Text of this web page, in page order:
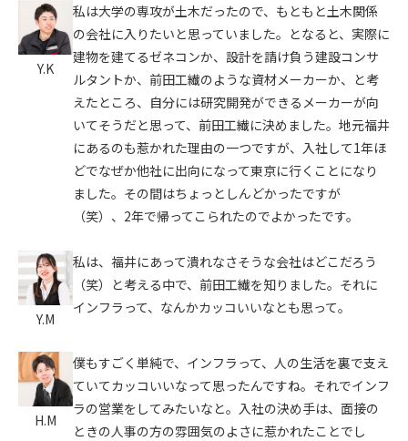
Y.K
私は大学の専攻が土木だったので、もともと土木関係
の会社に入りたいと思っていました。となると、実際に
建物を建てるゼネコンか、設計を請け負う建設コンサ
ルタントか、前田工繊のような資材メーカーか、と考
えたところ、自分には研究開発ができるメーカーが向
いてそうだと思って、前田工繊に決めました。地元福井
にあるのも惹かれた理由の一つですが、入社して1年ほ
どでなぜか他社に出向になって東京に行くことになり
ました。その間はちょっとしんどかったですが
（笑）、2年で帰ってこられたのでよかったです。
Y.M
私は、福井にあって潰れなさそうな会社はどこだろう
（笑）と考える中で、前田工繊を知りました。それに
インフラって、なんかカッコいいなとも思って。
H.M
僕もすごく単純で、インフラって、人の生活を裏で支え
ていてカッコいいなって思ったんですね。それでインフ
ラの営業をしてみたいなと。入社の決め手は、面接の
ときの人事の方の雰囲気のよさに惹かれたことでし